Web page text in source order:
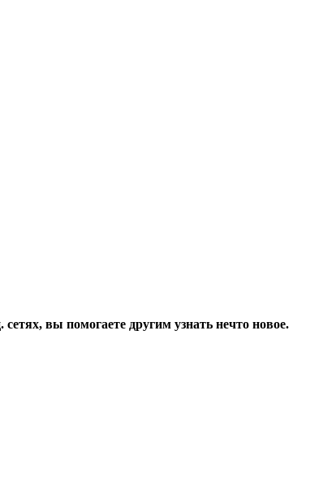
вы помогаете другим узнать нечто новое.